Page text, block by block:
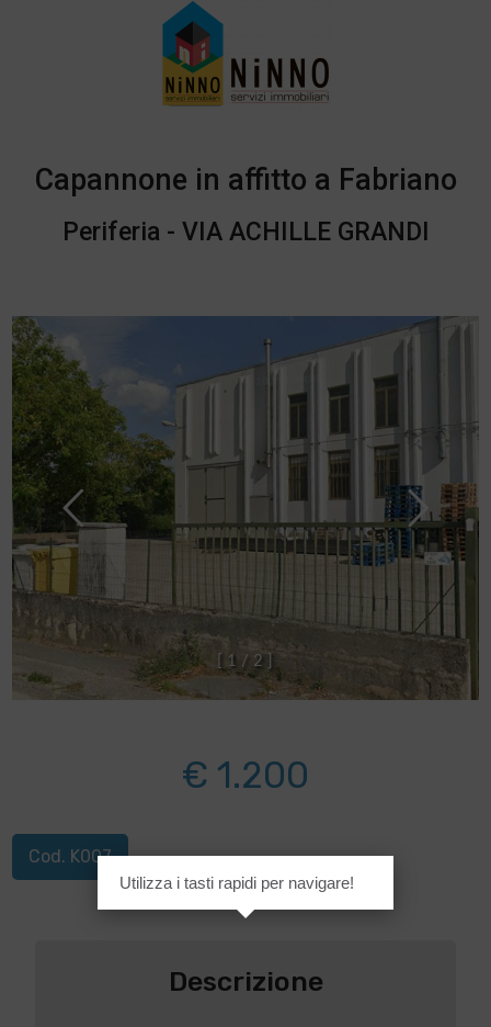
Capannone in affitto a Fabriano
Periferia - VIA ACHILLE GRANDI
1 / 2
€ 1.200
Cod. K007
Descrizione
Utilizza i tasti rapidi per navigare!